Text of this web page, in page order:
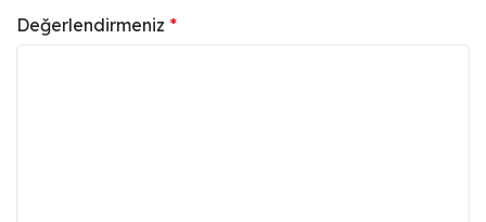
Değerlendirmeniz *